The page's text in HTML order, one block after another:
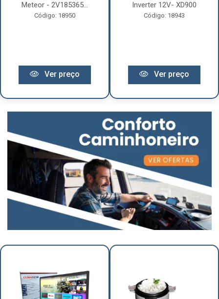
Meteor - 2V185365...
Código: 18950
Ver preço
Inverter 12V- XD900
Código: 18943
Ver preço